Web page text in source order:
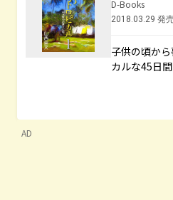
D-Books
2018.03.29 発
子供の頃か
カルな45日
AD